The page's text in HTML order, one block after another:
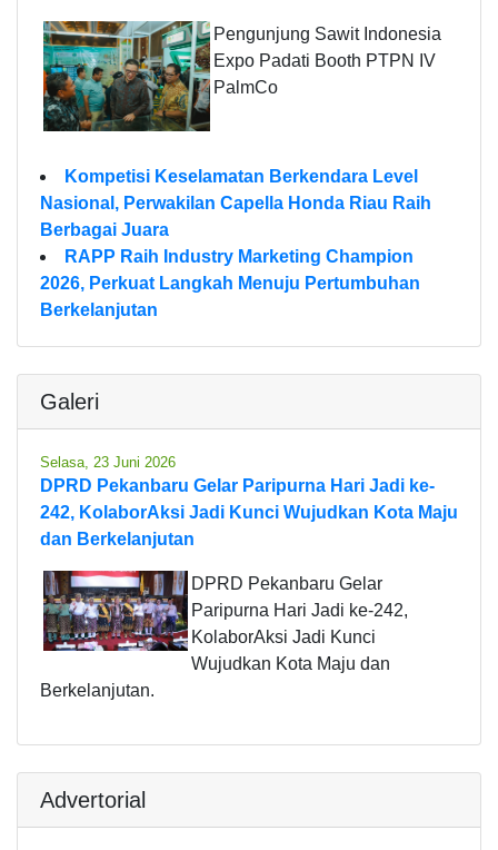
Pengunjung Sawit Indonesia
Expo Padati Booth PTPN IV
PalmCo
Kompetisi Keselamatan Berkendara Level
Nasional, Perwakilan Capella Honda Riau Raih
Berbagai Juara
RAPP Raih Industry Marketing Champion
2026, Perkuat Langkah Menuju Pertumbuhan
Berkelanjutan
Galeri
Selasa, 23 Juni 2026
DPRD Pekanbaru Gelar Paripurna Hari Jadi ke-
242, KolaborAksi Jadi Kunci Wujudkan Kota Maju
dan Berkelanjutan
DPRD Pekanbaru Gelar
Paripurna Hari Jadi ke-242,
KolaborAksi Jadi Kunci
Wujudkan Kota Maju dan
Berkelanjutan.
Advertorial